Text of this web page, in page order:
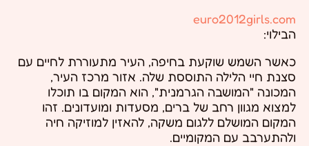
euro2012girls.com
הבילוי:
כאשר השמש שוקעת בחיפה, העיר מתעוררת לחיים עם
סצנת חיי הלילה התוססת שלה. אזור מרכז העיר,
המכונה "המושבה הגרמנית", הוא המקום בו תוכלו
למצוא מגוון רחב של ברים, מסעדות ומועדונים. זהו
המקום המושלם ללגום משקה, להאזין למוזיקה חיה
ולהתערבב עם המקומיים.